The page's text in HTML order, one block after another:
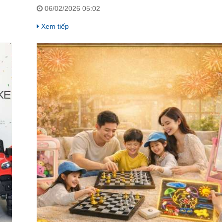
vui Tết trọn vẹn, phát triển toàn diện nha ba mẹ ơi.
06/02/2026 05:02
Xem tiếp